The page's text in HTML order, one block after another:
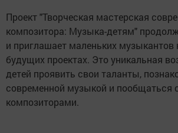
Проект "Творческая мастерская
композитора: Музыка-детям"
и приглашает маленьких музыкантов
будущих проектах. Это уникальная
детей проявить свои таланты,
современной музыкой и пообщаться
композиторами.